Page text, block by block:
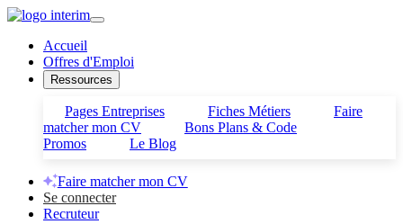
Accueil
Offres d'Emploi
Ressources
Pages Entreprises Fiches Métiers
Faire
matcher mon CV
Bons Plans & Code
Promos
Le Blog
Faire matcher mon CV
Se connecter
Recruteur